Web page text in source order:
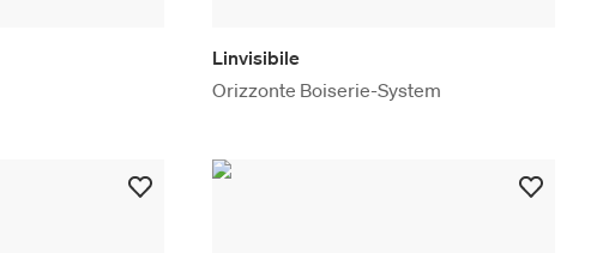
Linvisibile
Orizzonte Boiserie-System